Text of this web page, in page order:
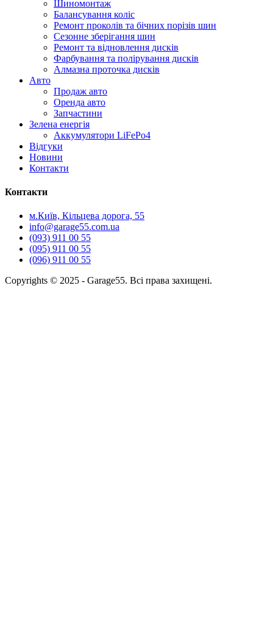
Шиномонтаж
Балансування коліс
Ремонт проколів та бічних порізів шин
Сезонне зберігання шин
Ремонт та відновлення дисків
Фарбування та полірування дисків
Алмазна проточка дисків
Авто
Продаж авто
Оренда авто
Запчастини
Зелена енергія
Аккумулятори LiFePo4
Відгуки
Новини
Контакти
Контакти
м.Київ, Кільцева дорога, 55
info@garage55.com.ua
(093) 911 00 55
(095) 911 00 55
(096) 911 00 55
Copyrights © 2025 - Garage55. Всі права захищені.